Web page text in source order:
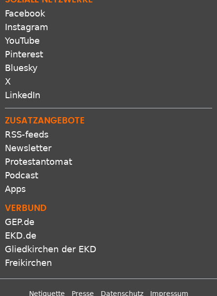
Facebook
Instagram
YouTube
Pinterest
Bluesky
X
LinkedIn
ZUSATZANGEBOTE
RSS-feeds
Newsletter
Protestantomat
Podcast
Apps
VERBUND
GEP.de
EKD.de
Gliedkirchen der EKD
Freikirchen
Netiquette Presse Datenschutz Impressum